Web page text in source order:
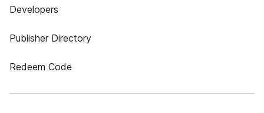
Developers
Publisher Directory
Redeem Code